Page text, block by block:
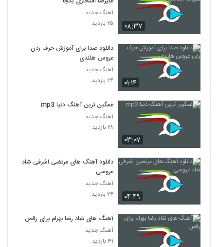
۰۸:۳۷
آهنگ جدید
۲۵ بازدید
۰۱:۱۴
دانلود صدا برای آموزش حرف زدن
عروس هلندی
آهنگ جدید
۲۴ بازدید
۰۳:۰۷
غمگین ترین آهنگ دنیا mp3
آهنگ جدید
۲۸ بازدید
۰۴:۴۹
دانلود آهنگ های مرتضی اشرفی شاد
عروسی
آهنگ جدید
۲۴ بازدید
آهنگ های شاد رضا بهرام برای رقص
آهنگ جدید
۳۱ بازدید